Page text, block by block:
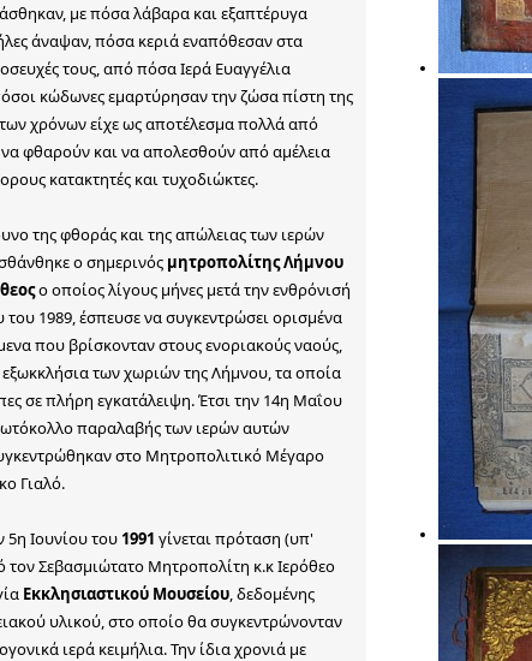
με πόσα λάβαρα και εξαπτέρυγα
άναψαν, πόσα κεριά εναπόθεσαν στα
τους, από πόσα Ιερά Ευαγγέλια
κώδωνες εμαρτύρησαν την ζώσα πίστη της
χρόνων είχε ως αποτέλεσμα πολλά από
να φθαρούν και να απολεσθούν από αμέλεια
κατακτητές και τυχοδιώκτες.
της φθοράς και της απώλειας των ιερών
ο σημερινός μητροπολίτης Λήμνου
ο οποίος λίγους μήνες μετά την ενθρόνισή
1989, έσπευσε να συγκεντρώσει ορισμένα
που βρίσκονταν στους ενοριακούς ναούς,
των χωριών της Λήμνου, τα οποία
σε πλήρη εγκατάλειψη. Έτσι την 14η Μαΐου
παραλαβής των ιερών αυτών
στο Μητροπολιτικό Μέγαρο
Γιαλό.
5η Ιουνίου του 1991 γίνεται πρόταση (υπ'
τον Σεβασμιώτατο Μητροπολίτη κ.κ Ιερόθεο
Εκκλησιαστικού Μουσείου , δεδομένης
υλικού, στο οποίο θα συγκεντρώνονταν
ιερά κειμήλια. Την ίδια χρονιά με